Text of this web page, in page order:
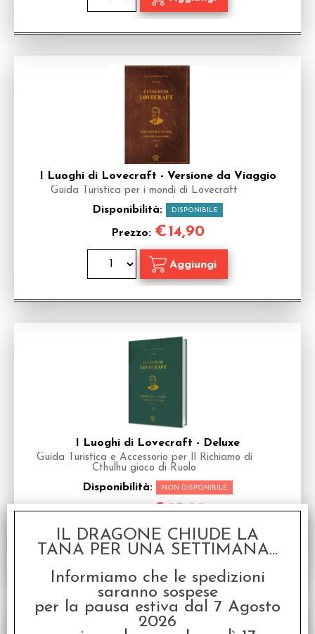
I Luoghi di Lovecraft - Versione da Viaggio
Guida Turistica per i mondi di Lovecraft
Disponibilità: DISPONIBILE
Prezzo: €14,90
I Luoghi di Lovecraft - Deluxe
Guida Turistica e Accessorio per Il Richiamo di
Cthulhu gioco di Ruolo
Disponibilità: NON DISPONIBILE
Prezzo:€25,00
IL DRAGONE CHIUDE LA
TANA PER UNA SETTIMANA...
Informiamo che le spedizioni
saranno sospese
per la pausa estiva dal 7 Agosto
2026